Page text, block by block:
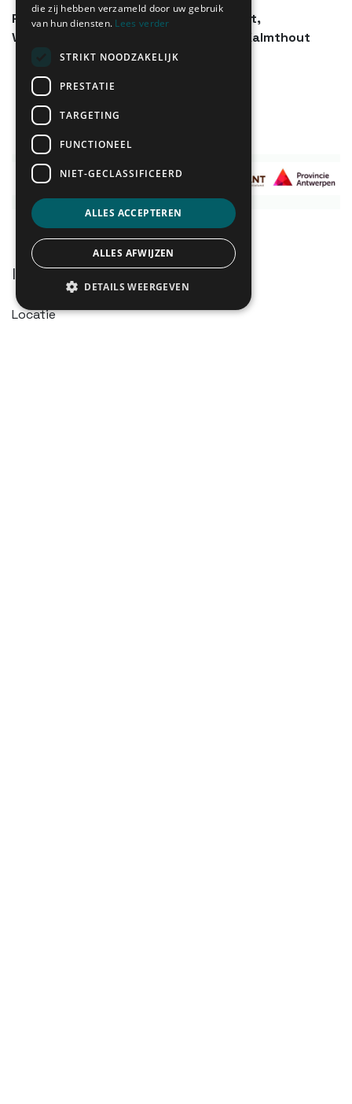
Partners: Netwerk Duurzame Mobiliteit,
Voetgangersbeweging en Gemeente Kalmthout
Info over het evenement
Locatie
die zij hebben verzameld door uw gebruik
van hun diensten. Lees verder
STRIKT NOODZAKELIJK
PRESTATIE
TARGETING
FUNCTIONEEL
NIET-GECLASSIFICEERD
ALLES ACCEPTEREN
ALLES AFWIJZEN
DETAILS WEERGEVEN